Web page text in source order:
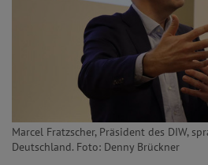
Marcel Fratzscher, Präsident des DIW,
Deutschland. Foto: Denny Brückner